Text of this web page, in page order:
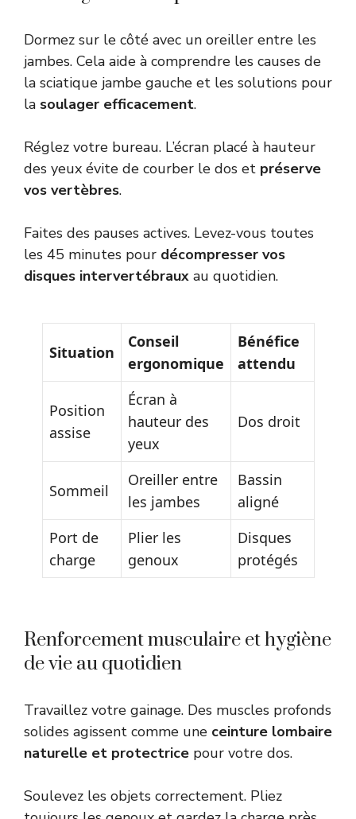
Dormez sur le côté avec un oreiller entre les
jambes. Cela aide à comprendre les causes de
la sciatique jambe gauche et les solutions pour
la soulager efficacement.
Réglez votre bureau. L’écran placé à hauteur
des yeux évite de courber le dos et préserve
vos vertèbres.
Faites des pauses actives. Levez-vous toutes
les 45 minutes pour décompresser vos
disques intervertébraux au quotidien.
Situation
Conseil
ergonomique
Bénéfice
attendu
Position
assise
Écran à
hauteur des
yeux
Dos droit
Sommeil
Oreiller entre
les jambes
Bassin
aligné
Port de
charge
Plier les
genoux
Disques
protégés
Renforcement musculaire et hygiène
de vie au quotidien
Travaillez votre gainage. Des muscles profonds
solides agissent comme une ceinture lombaire
naturelle et protectrice pour votre dos.
Soulevez les objets correctement. Pliez